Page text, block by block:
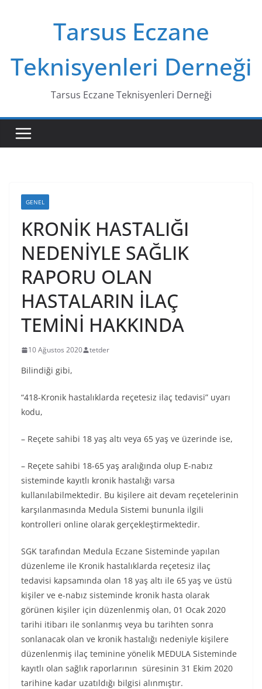
Tarsus Eczane
Teknisyenleri Derneği
Tarsus Eczane Teknisyenleri Derneği
GENEL
KRONİK HASTALIĞI
NEDENİYLE SAĞLIK
RAPORU OLAN
HASTALARIN İLAÇ
TEMİNİ HAKKINDA
10 Ağustos 2020 tetder
Bilindiği gibi,
“418-Kronik hastalıklarda reçetesiz ilaç tedavisi” uyarı
kodu,
– Reçete sahibi 18 yaş altı veya 65 yaş ve üzerinde ise,
– Reçete sahibi 18-65 yaş aralığında olup E-nabız
sisteminde kayıtlı kronik hastalığı varsa
kullanılabilmektedir. Bu kişilere ait devam reçetelerinin
karşılanmasında Medula Sistemi bununla ilgili
kontrolleri online olarak gerçekleştirmektedir.
SGK tarafından Medula Eczane Sisteminde yapılan
düzenleme ile Kronik hastalıklarda reçetesiz ilaç
tedavisi kapsamında olan 18 yaş altı ile 65 yaş ve üstü
kişiler ve e-nabız sisteminde kronik hasta olarak
görünen kişiler için düzenlenmiş olan, 01 Ocak 2020
tarihi itibarı ile sonlanmış veya bu tarihten sonra
sonlanacak olan ve kronik hastalığı nedeniyle kişilere
düzenlenmiş ilaç teminine yönelik MEDULA Sisteminde
kayıtlı olan sağlık raporlarının süresinin 31 Ekim 2020
tarihine kadar uzatıldığı bilgisi alınmıştır.